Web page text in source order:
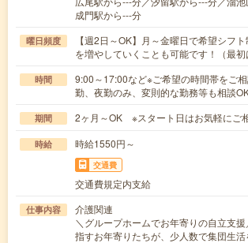
成門駅から---分
曜日頻度
【週2日～OK】月～金曜日で希望シフ
を増やしていくことも可能です！（最初
時間
9:00～17:00など※ご希望の時間帯をご
勤、夜勤のみ、変則的な勤務等も相談
期間 2ヶ月～OK ※スタート日はお気軽にご
時給 時給1550円～
交通費
交通費規定内支給
仕事内容
介護関連
＼グループホームでお年寄りの自立支
指すお年寄りたちが、少人数で集団生